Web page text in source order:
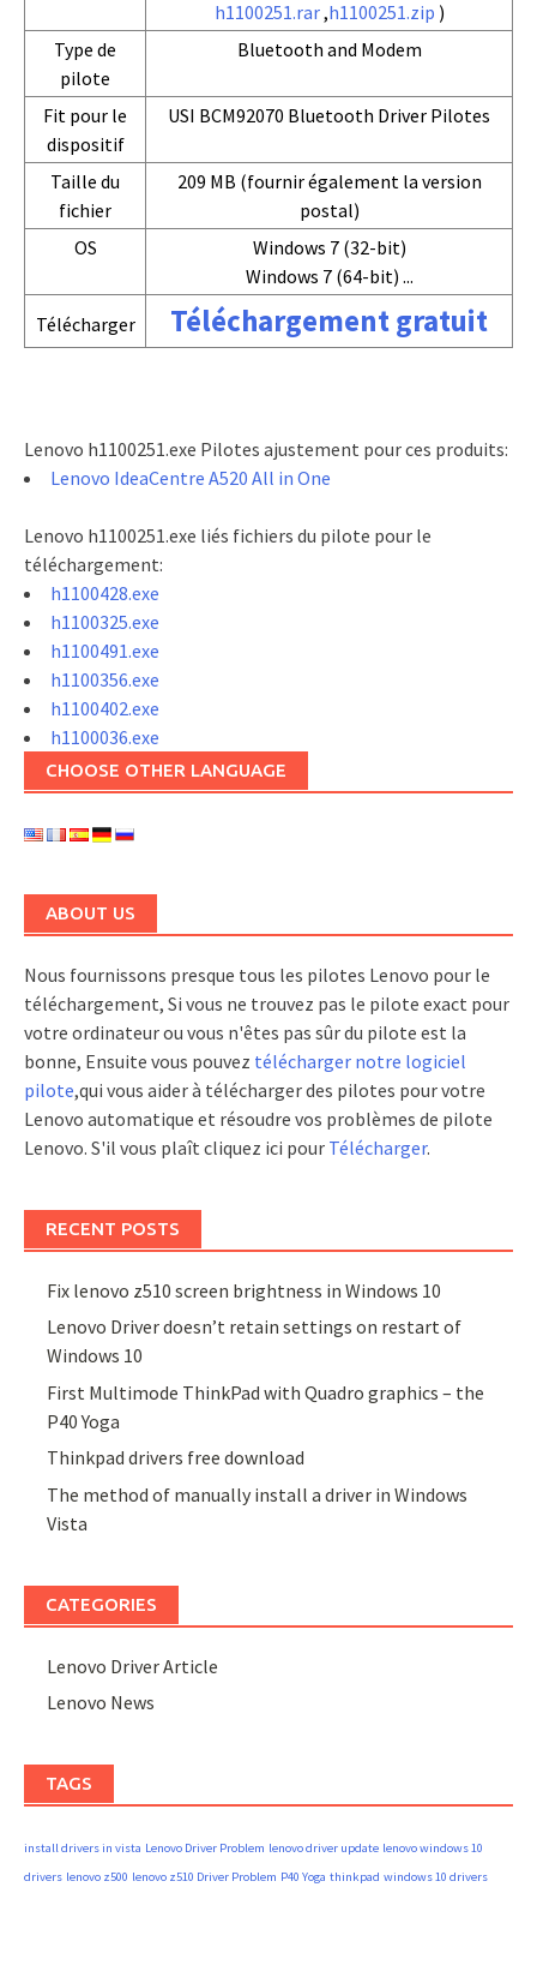
h1100251.rar,h1100251.zip )
Type de
pilote
Bluetooth and Modem
Fit pour le
dispositif
USI BCM92070 Bluetooth Driver Pilotes
Taille du
fichier
209 MB (fournir également la version
postal)
OS
Windows 7 (32-bit)
Windows 7 (64-bit) ...
Télécharger
Téléchargement gratuit
Lenovo h1100251.exe Pilotes ajustement pour ces produits:
Lenovo IdeaCentre A520 All in One
Lenovo h1100251.exe liés fichiers du pilote pour le
téléchargement:
h1100428.exe
h1100325.exe
h1100491.exe
h1100356.exe
h1100402.exe
h1100036.exe
CHOOSE OTHER LANGUAGE
ABOUT US
Nous fournissons presque tous les pilotes Lenovo pour le
téléchargement, Si vous ne trouvez pas le pilote exact pour
votre ordinateur ou vous n'êtes pas sûr du pilote est la
bonne, Ensuite vous pouvez télécharger notre logiciel
pilote,qui vous aider à télécharger des pilotes pour votre
Lenovo automatique et résoudre vos problèmes de pilote
Lenovo. S'il vous plaît cliquez ici pour Télécharger.
RECENT POSTS
Fix lenovo z510 screen brightness in Windows 10
Lenovo Driver doesn’t retain settings on restart of
Windows 10
First Multimode ThinkPad with Quadro graphics – the
P40 Yoga
Thinkpad drivers free download
The method of manually install a driver in Windows
Vista
CATEGORIES
Lenovo Driver Article
Lenovo News
TAGS
install drivers in vista Lenovo Driver Problem lenovo driver update lenovo windows 10
drivers lenovo z500 lenovo z510 Driver Problem P40 Yoga thinkpad windows 10 drivers